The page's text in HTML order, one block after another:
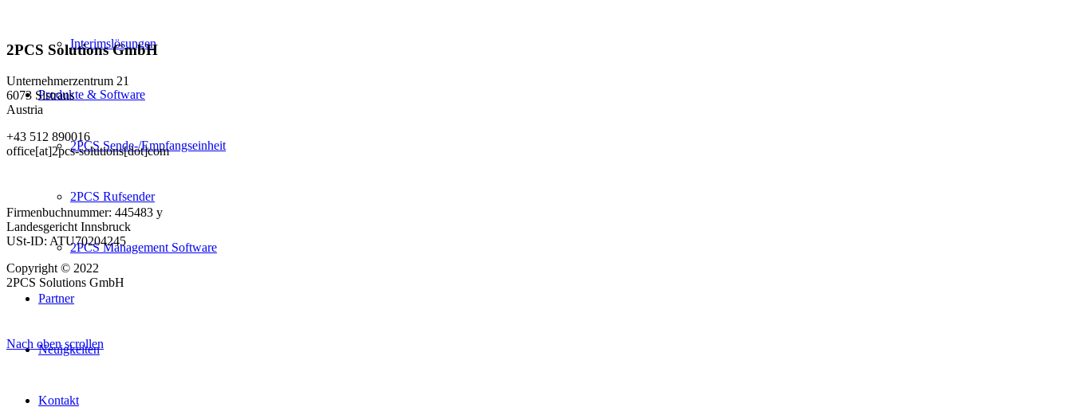
Interimslösungen
Produkte & Software
2PCS Sende-/Empfangseinheit
2PCS Rufsender
2PCS Management Software
Partner
Neuigkeiten
Kontakt
2PCS Solutions GmbH
Unternehmerzentrum 21
6073 Sistrans
Austria
+43 512 890016
office[at]2pcs-solutions[dot]com
Firmenbuchnummer: 445483 y
Landesgericht Innsbruck
USt-ID: ATU70204245
Copyright © 2022
2PCS Solutions GmbH
Nach oben scrollen